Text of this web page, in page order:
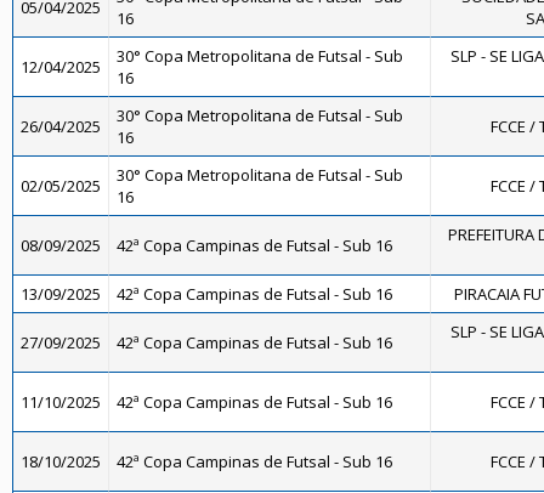
05/04/2025
16
12/04/2025
30° Copa Metropolitana de Futsal - Sub
16
SLP - SE
26/04/2025
30° Copa Metropolitana de Futsal - Sub
16
FCCE /
02/05/2025
30° Copa Metropolitana de Futsal - Sub
16
FCCE /
08/09/2025 42ª Copa Campinas de Futsal - Sub 16 PREFEITURA
13/09/2025 42ª Copa Campinas de Futsal - Sub 16 PIRACAIA
27/09/2025 42ª Copa Campinas de Futsal - Sub 16 SLP - SE
11/10/2025 42ª Copa Campinas de Futsal - Sub 16 FCCE /
18/10/2025 42ª Copa Campinas de Futsal - Sub 16 FCCE /